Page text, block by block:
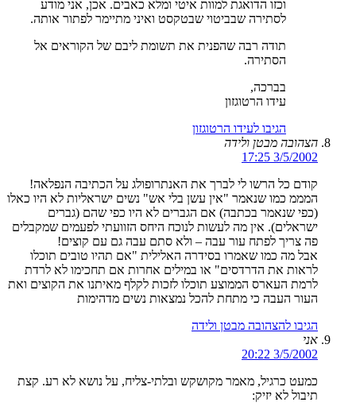
וכזו הדואגת למוות איטי ומלא כאבים. אכן, אני מודע
לסתירה שבביטוי שבטקסט ואיני מתיימר לפתור אותה.
תודה רבה שהפנית את תשומת ליבם של הקוראים אל
הסתירה.
בברכה,
עידו הרטוגזון
הגיבו לעידו הרטוגזון
הצהובה מבטן ולידה
3/5/2002 17:25
קודם כל הרשו לי לברך את האנתרופולג על הכתיבה הנפלאה!
המממ כמו שנאמר "אין עשן בלי אש" נשים ישראליות לא היו כאלו
(כפי שנאמר בכתבה) אם הגברים לא היו כפי שהם (גברים
ישראלים). אין מה לעשות לנוכח היחס הזוועתי לפעמים שמקבלים
פה צריך לפתח עור עבה – ולא סתם עבה גם עם קוצים!
אבל מה כמו שאמרו בסידרה האלילית "אם תהיו טובים תוכלו
לראות את הדרדסים" או במילים אחרות אם תחכימו לא לרדת
לרמת העארס הממוצע תוכלו לזכות לקלף מאיתנו את הקוצים ואת
העור העבה כי מתחת להכל נמצאות נשים מדהימות
הגיבו להצהובה מבטן ולידה
אני
3/5/2002 20:22
כמעט כרגיל, מאמר מקושקש ובלתי-צליח, על נושא לא רע. קצת
תיבול לא יזיק: